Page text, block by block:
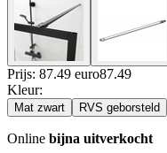
Prijs: 87.49 euro87.49
Kleur:
Mat zwart RVS geborsteld
Online bijna uitverkocht